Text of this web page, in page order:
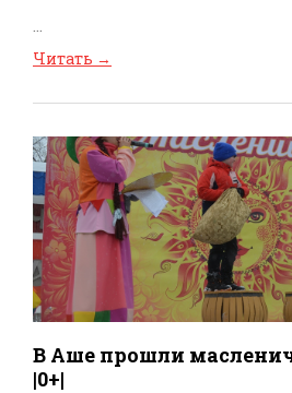
...
Читать →
В Аше прошли
|0+|